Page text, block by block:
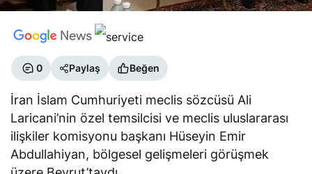
0 Paylaş Beğen
İran İslam Cumhuriyeti meclis sözcüsü Ali
Laricani’nin özel temsilcisi ve meclis uluslararası
ilişkiler komisyonu başkanı Hüseyin Emir
Abdullahiyan, bölgesel gelişmeleri görüşmek